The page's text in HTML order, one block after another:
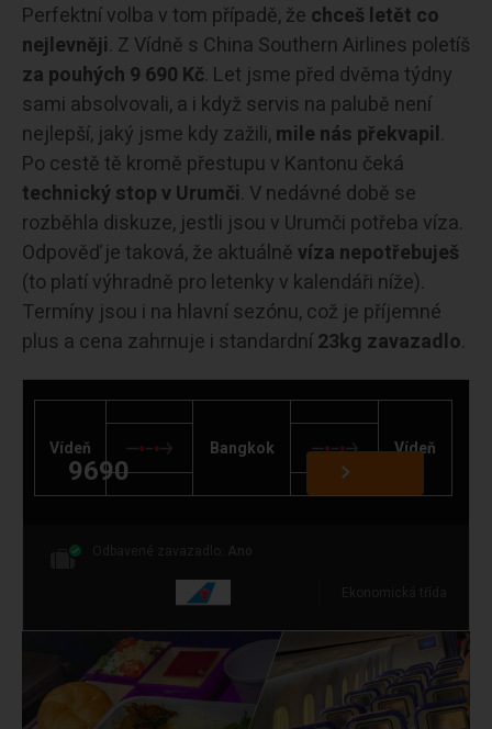
Perfektní volba v tom případě, že chceš letět co
nejlevněji. Z Vídně s China Southern Airlines poletíš
za pouhých 9 690 Kč. Let jsme před dvěma týdny
sami absolvovali, a i když servis na palubě není
nejlepší, jaký jsme kdy zažili, mile nás překvapil.
Po cestě tě kromě přestupu v Kantonu čeká
technický stop v Urumči. V nedávné době se
rozběhla diskuze, jestli jsou v Urumči potřeba víza.
Odpověď je taková, že aktuálněvíza nepotřebuješ
(to platí výhradně pro letenky v kalendáři níže).
Termíny jsou i na hlavní sezónu, což je příjemné
plus a cena zahrnuje i standardní23kg zavazadlo.
Vídeň Bangkok Vídeň
9690